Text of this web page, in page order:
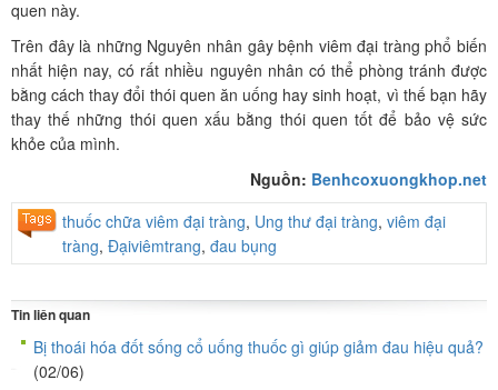
quen này.
Trên đây là những Nguyên nhân gây bệnh viêm đại tràng phổ biến
nhất hiện nay, có rất nhiều nguyên nhân có thể phòng tránh được
bằng cách thay đổi thói quen ăn uống hay sinh hoạt, vì thế bạn hãy
thay thế những thói quen xấu bằng thói quen tốt để bảo vệ sức
khỏe của mình.
Nguồn: Benhcoxuongkhop.net
thuốc chữa viêm đại tràng, Ung thư đại tràng, viêm đại
tràng, Đạiviêmtrang, đau bụng
Tin liên quan
Bị thoái hóa đốt sống cổ uống thuốc gì giúp giảm đau hiệu quả?
(02/06)